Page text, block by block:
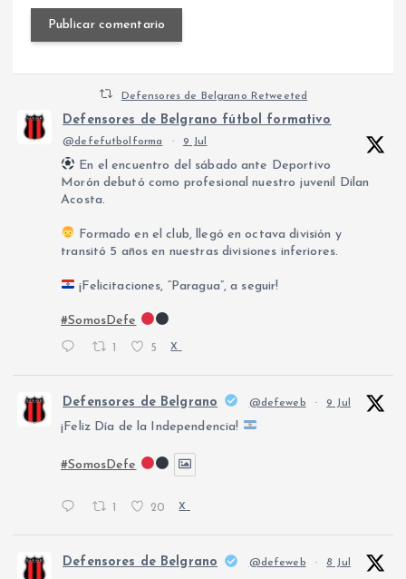
Defensores de Belgrano Retweeted
Defensores de Belgrano fútbol formativo
@defefutbolforma · 9 Jul
En el encuentro del sábado ante Deportivo
Morón debutó como profesional nuestro juvenil Dilan
Acosta.
Formado en el club, llegó en octava división y
transitó 5 años en nuestras divisiones inferiores.
¡Felicitaciones, “Paragua”, a seguir!
#SomosDefe
1 5 X
Defensores de Belgrano @defeweb · 9 Jul
¡Feliz Día de la Independencia!
#SomosDefe
20 X
Defensores de Belgrano @defeweb · 8 Jul